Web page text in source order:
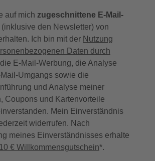
auf mich zugeschnittene E-Mail-
(inklusive den Newsletter) von
Ich bin mit der Nutzung
Daten durch
E-Mail-Werbung, die Analyse
Umgangs sowie die
und Analyse meiner
Coupons und Kartenvorteile
Mein Einverständnis
widerrufen. Nach
meines Einverständnisses erhalte
10 € Willkommensgutschein*.